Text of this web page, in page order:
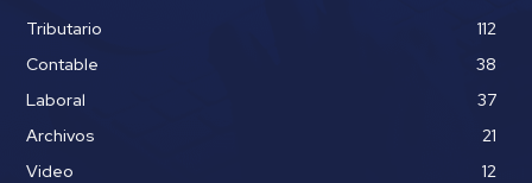
Tributario
112
Contable
38
Laboral
37
Archivos
21
Video
12